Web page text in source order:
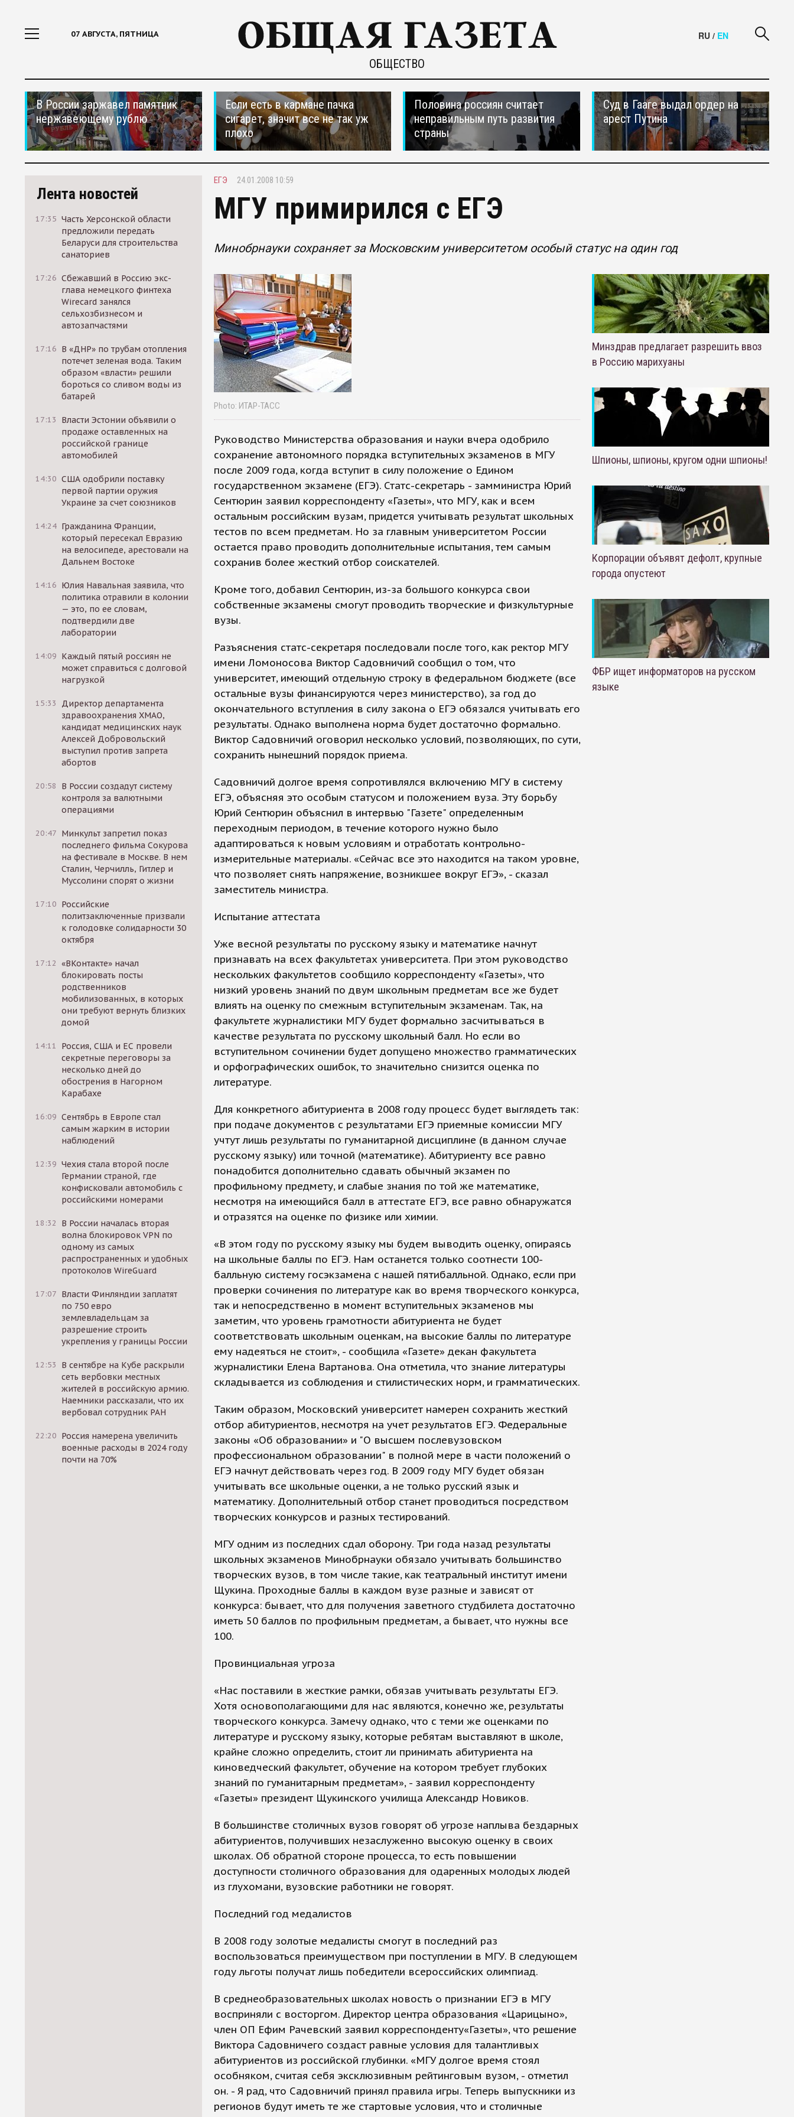
07 АВГУСТА, ПЯТНИЦА
ОБЩЕСТВО
RU / EN
В России заржавел памятник
нержавеющему рублю
Если есть в кармане пачка
сигарет, значит все не так уж
плохо
Половина россиян считает
неправильным путь развития
страны
Суд в Гааге выдал ордер на
арест Путина
Лента новостей
17:35 Часть Херсонской области
предложили передать
Беларуси для строительства
санаториев
17:26 Сбежавший в Россию экс-
глава немецкого финтеха
Wirecard занялся
сельхозбизнесом и
автозапчастями
17:16 В «ДНР» по трубам отопления
потечет зеленая вода. Таким
образом «власти» решили
бороться со сливом воды из
батарей
17:13
Власти Эстонии объявили о
продаже оставленных на
российской границе
автомобилей
14:30 США одобрили поставку
первой партии оружия
Украине за счет союзников
14:24 Гражданина Франции,
который пересекал Евразию
на велосипеде, арестовали на
Дальнем Востоке
14:16 Юлия Навальная заявила, что
политика отравили в колонии
— это, по ее словам,
подтвердили две
лаборатории
14:09 Каждый пятый россиян не
может справиться с долговой
нагрузкой
15:33
Директор департамента
здравоохранения ХМАО,
кандидат медицинских наук
Алексей Добровольский
выступил против запрета
абортов
20:58
В России создадут систему
контроля за валютными
операциями
20:47 Минкульт запретил показ
последнего фильма Сокурова
на фестивале в Москве. В нем
Сталин, Черчилль, Гитлер и
Муссолини спорят о жизни
17:10 Российские
политзаключенные призвали
к голодовке солидарности 30
октября
17:12 «ВКонтакте» начал
блокировать посты
родственников
мобилизованных, в которых
они требуют вернуть близких
домой
14:11
Россия, США и ЕС провели
секретные переговоры за
несколько дней до
обострения в Нагорном
Карабахе
16:09 Сентябрь в Европе стал
самым жарким в истории
наблюдений
12:39 Чехия стала второй после
Германии страной, где
конфисковали автомобиль с
российскими номерами
18:32
В России началась вторая
волна блокировок VPN по
одному из самых
распространенных и удобных
протоколов WireGuard
17:07 Власти Финляндии заплатят
по 750 евро
землевладельцам за
разрешение строить
укрепления у границы России
12:53
В сентябре на Кубе раскрыли
сеть вербовки местных
жителей в российскую армию.
Наемники рассказали, что их
вербовал сотрудник РАН
22:20 Россия намерена увеличить
военные расходы в 2024 году
почти на 70%
ЕГЭ 24.01.2008 10:59
МГУ примирился с ЕГЭ
Минобрнауки сохраняет за Московским университетом особый статус на один год
Photo: ИТАР-ТАСС
Руководство Министерства образования и науки вчера одобрило
сохранение автономного порядка вступительных экзаменов в МГУ
после 2009 года, когда вступит в силу положение о Едином
государственном экзамене (ЕГЭ). Статс-секретарь - замминистра Юрий
Сентюрин заявил корреспонденту «Газеты», что МГУ, как и всем
остальным российским вузам, придется учитывать результат школьных
тестов по всем предметам. Но за главным университетом России
остается право проводить дополнительные испытания, тем самым
сохранив более жесткий отбор соискателей.
Кроме того, добавил Сентюрин, из-за большого конкурса свои
собственные экзамены смогут проводить творческие и физкультурные
вузы.
Разъяснения статс-секретаря последовали после того, как ректор МГУ
имени Ломоносова Виктор Садовничий сообщил о том, что
университет, имеющий отдельную строку в федеральном бюджете (все
остальные вузы финансируются через министерство), за год до
окончательного вступления в силу закона о ЕГЭ обязался учитывать его
результаты. Однако выполнена норма будет достаточно формально.
Виктор Садовничий оговорил несколько условий, позволяющих, по сути,
сохранить нынешний порядок приема.
Садовничий долгое время сопротивлялся включению МГУ в систему
ЕГЭ, объясняя это особым статусом и положением вуза. Эту борьбу
Юрий Сентюрин объяснил в интервью "Газете" определенным
переходным периодом, в течение которого нужно было
адаптироваться к новым условиям и отработать контрольно-
измерительные материалы. «Сейчас все это находится на таком уровне,
что позволяет снять напряжение, возникшее вокруг ЕГЭ», - сказал
заместитель министра.
Испытание аттестата
Уже весной результаты по русскому языку и математике начнут
признавать на всех факультетах университета. При этом руководство
нескольких факультетов сообщило корреспонденту «Газеты», что
низкий уровень знаний по двум школьным предметам все же будет
влиять на оценку по смежным вступительным экзаменам. Так, на
факультете журналистики МГУ будет формально засчитываться в
качестве результата по русскому школьный балл. Но если во
вступительном сочинении будет допущено множество грамматических
и орфографических ошибок, то значительно снизится оценка по
литературе.
Для конкретного абитуриента в 2008 году процесс будет выглядеть так:
при подаче документов с результатами ЕГЭ приемные комиссии МГУ
учтут лишь результаты по гуманитарной дисциплине (в данном случае
русскому языку) или точной (математике). Абитуриенту все равно
понадобится дополнительно сдавать обычный экзамен по
профильному предмету, и слабые знания по той же математике,
несмотря на имеющийся балл в аттестате ЕГЭ, все равно обнаружатся
и отразятся на оценке по физике или химии.
«В этом году по русскому языку мы будем выводить оценку, опираясь
на школьные баллы по ЕГЭ. Нам останется только соотнести 100-
балльную систему госэкзамена с нашей пятибалльной. Однако, если при
проверки сочинения по литературе как во время творческого конкурса,
так и непосредственно в момент вступительных экзаменов мы
заметим, что уровень грамотности абитуриента не будет
соответствовать школьным оценкам, на высокие баллы по литературе
ему надеяться не стоит», - сообщила «Газете» декан факультета
журналистики Елена Вартанова. Она отметила, что знание литературы
складывается из соблюдения и стилистических норм, и грамматических.
Таким образом, Московский университет намерен сохранить жесткий
отбор абитуриентов, несмотря на учет результатов ЕГЭ. Федеральные
законы «Об образовании» и "О высшем послевузовском
профессиональном образовании" в полной мере в части положений о
ЕГЭ начнут действовать через год. В 2009 году МГУ будет обязан
учитывать все школьные оценки, а не только русский язык и
математику. Дополнительный отбор станет проводиться посредством
творческих конкурсов и разных тестирований.
МГУ одним из последних сдал оборону. Три года назад результаты
школьных экзаменов Минобрнауки обязало учитывать большинство
творческих вузов, в том числе такие, как театральный институт имени
Щукина. Проходные баллы в каждом вузе разные и зависят от
конкурса: бывает, что для получения заветного студбилета достаточно
иметь 50 баллов по профильным предметам, а бывает, что нужны все
100.
Провинциальная угроза
«Нас поставили в жесткие рамки, обязав учитывать результаты ЕГЭ.
Хотя основополагающими для нас являются, конечно же, результаты
творческого конкурса. Замечу однако, что с теми же оценками по
литературе и русскому языку, которые ребятам выставляют в школе,
крайне сложно определить, стоит ли принимать абитуриента на
киноведческий факультет, обучение на котором требует глубоких
знаний по гуманитарным предметам», - заявил корреспонденту
«Газеты» президент Щукинского училища Александр Новиков.
В большинстве столичных вузов говорят об угрозе наплыва бездарных
абитуриентов, получивших незаслуженно высокую оценку в своих
школах. Об обратной стороне процесса, то есть повышении
доступности столичного образования для одаренных молодых людей
из глухомани, вузовские работники не говорят.
Последний год медалистов
В 2008 году золотые медалисты смогут в последний раз
воспользоваться преимуществом при поступлении в МГУ. В следующем
году льготы получат лишь победители всероссийских олимпиад.
В среднеобразовательных школах новость о признании ЕГЭ в МГУ
восприняли с восторгом. Директор центра образования «Царицыно»,
член ОП Ефим Рачевский заявил корреспонденту«Газеты», что решение
Виктора Садовничего создаст равные условия для талантливых
абитуриентов из российской глубинки. «МГУ долгое время стоял
особняком, считая себя эксклюзивным рейтинговым вузом, - отметил
он. - Я рад, что Садовничий принял правила игры. Теперь выпускники из
регионов будут иметь те же стартовые условия, что и столичные
Минздрав предлагает разрешить ввоз
в Россию марихуаны
Шпионы, шпионы, кругом одни шпионы!
Корпорации объявят дефолт, крупные
города опустеют
ФБР ищет информаторов на русском
языке